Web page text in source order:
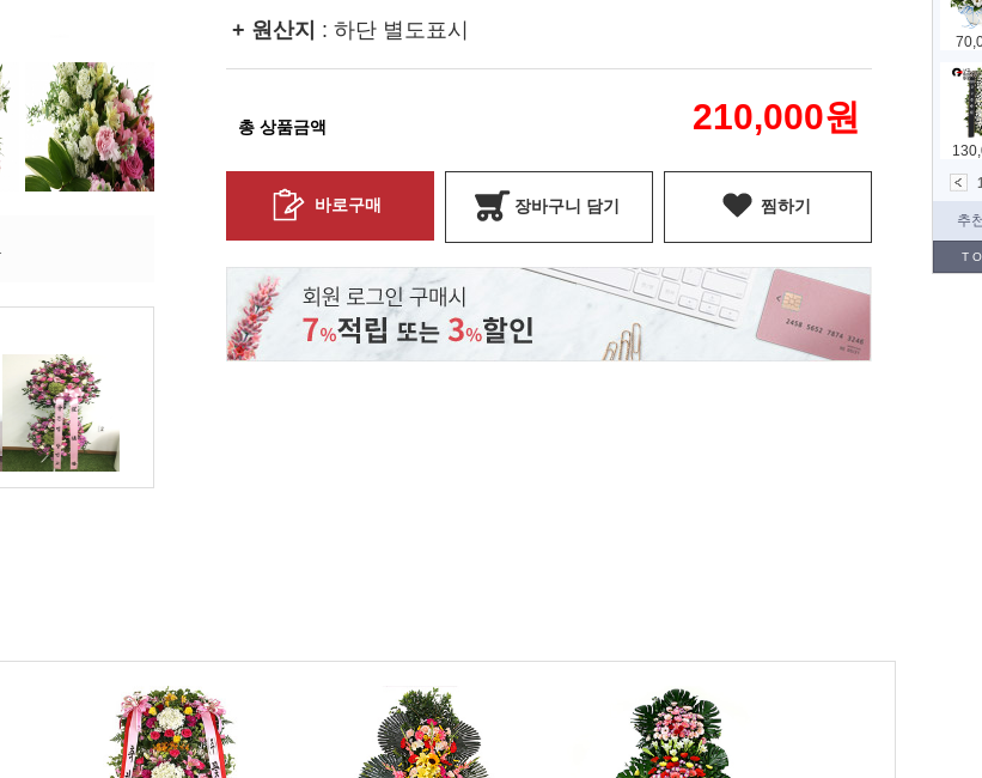
+ 원산지 : 하단 별도표시
총 상품금액 210,000원
바로구매 장바구니 담기 찜하기